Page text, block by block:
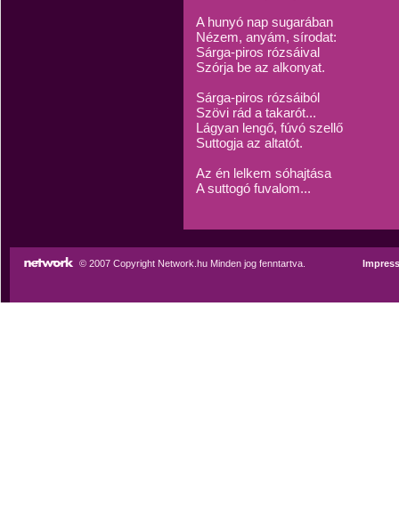
A hunyó nap sugarában
Nézem, anyám, sírodat:
Sárga-piros rózsáival
Szórja be az alkonyat.
Sárga-piros rózsáiból
Szövi rád a takarót...
Lágyan lengő, fúvó szellő
Suttogja az altatót.
Az én lelkem sóhajtása
A suttogó fuvalom...
© 2007 Copyright Network.hu Minden jog fenntartva.